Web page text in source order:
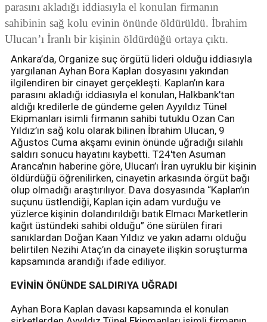
parasını akladığı iddiasıyla el konulan firmanın
sahibinin sağ kolu evinin önünde öldürüldü. İbrahim
Ulucan’ı İranlı bir kişinin öldürdüğü ortaya çıktı.
Ankara’da, Organize suç örgütü lideri olduğu iddiasıyla
yargılanan Ayhan Bora Kaplan dosyasını yakından
ilgilendiren bir cinayet gerçekleşti. Kaplan’ın kara
parasını akladığı iddiasıyla el konulan, Halkbank’tan
aldığı kredilerle de gündeme gelen Ayyıldız Tünel
Ekipmanları isimli firmanın sahibi tutuklu Ozan Can
Yıldız’ın sağ kolu olarak bilinen İbrahim Ulucan, 9
Ağustos Cuma akşamı evinin önünde uğradığı silahlı
saldırı sonucu hayatını kaybetti. T24'ten Asuman
Aranca'nın haberine göre, Ulucan’ı İran uyruklu bir kişinin
öldürdüğü öğrenilirken, cinayetin arkasında örgüt bağı
olup olmadığı araştırılıyor. Dava dosyasında “Kaplan’ın
suçunu üstlendiği, Kaplan için adam vurduğu ve
yüzlerce kişinin dolandırıldığı batık Elmacı Marketlerin
kağıt üstündeki sahibi olduğu” öne sürülen firari
sanıklardan Doğan Kaan Yıldız ve yakın adamı olduğu
belirtilen Nezihi Ataç’ın da cinayete ilişkin soruşturma
kapsamında arandığı ifade ediliyor.
EVİNİN ÖNÜNDE SALDIRIYA UĞRADI
Ayhan Bora Kaplan davası kapsamında el konulan